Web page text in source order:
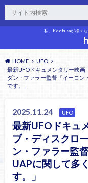
私、hidebusaが様々
HOME
UFO
最新UFOドキュメンタリー映画
ダン・ファラー監督「イーロン
です。」
2025.11.24 UFO
最新UFOドキュ
ブ・ディスクロ
ン・ファラー監
UAPに関して多
す。」